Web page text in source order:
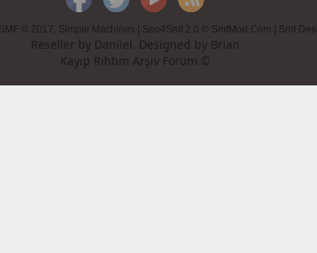
SMF © 2017 Simple Machines | Seo4Smf 2.0 © SmfMod.Com | Smf
Reseller by Daniiel. Designed by Brian
Kayıp Rıhtım Arşiv Forum ©